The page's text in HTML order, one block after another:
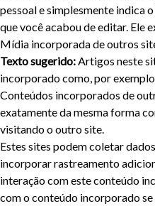
pessoal e simplesmente indica
que você acabou de editar. Ele
Mídia incorporada de outros
Texto sugerido:Artigos neste
incorporado como, por
Conteúdos incorporados de
exatamente da mesma forma
visitando o outro site.
Estes sites podem coletar
incorporar rastreamento
interação com este conteúdo
com o conteúdo incorporado